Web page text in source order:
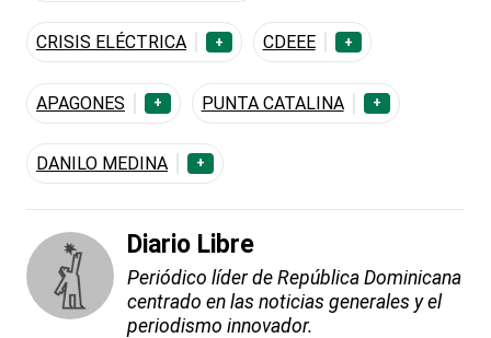
CRISIS ELÉCTRICA + CDEEE +
APAGONES + PUNTA CATALINA +
DANILO MEDINA +
Diario Libre
Periódico líder de República Dominicana
centrado en las noticias generales y el
periodismo innovador.